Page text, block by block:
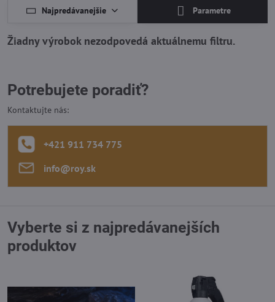
Najpredávanejšie Parametre
Potrebujete poradiť?
Kontaktujte nás:
+421 911 734 775
info​@roy​.sk
Vyberte si z najpredávanejších
produktov